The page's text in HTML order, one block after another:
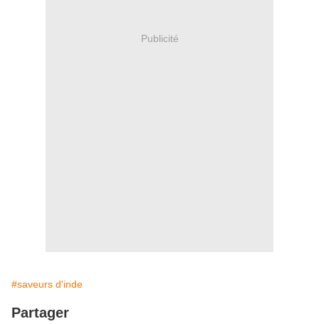
Publicité
#saveurs d'inde
Partager